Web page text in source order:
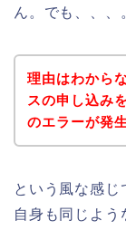
ん。でも、、、
理由はわから
スの申し込み
のエラーが発
という風な感じ
自身も同じよう